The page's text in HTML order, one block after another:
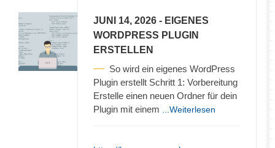
JUNI 14, 2026 - EIGENES
WORDPRESS PLUGIN
ERSTELLEN
So wird ein eigenes WordPress
Plugin erstellt Schritt 1: Vorbereitung
Erstelle einen neuen Ordner für dein
Plugin mit einem
...Weiterlesen